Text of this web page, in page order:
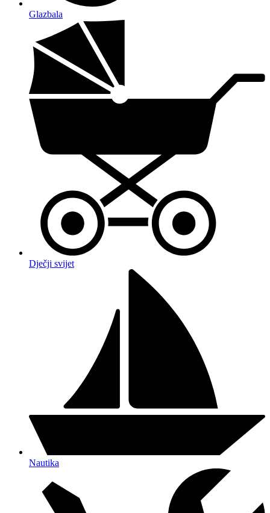
Glazbala
Dječji svijet
Nautika